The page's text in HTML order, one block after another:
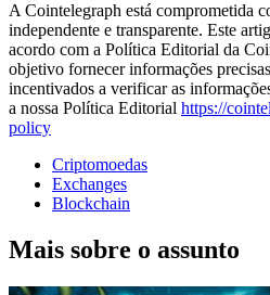
A Cointelegraph está comprometida
independente e transparente. Este
acordo com a Política Editorial da
objetivo fornecer informações
incentivados a verificar as
a nossa Política Editorial https://
policy
Criptomoedas
Exchanges
Blockchain
Mais sobre o assunto